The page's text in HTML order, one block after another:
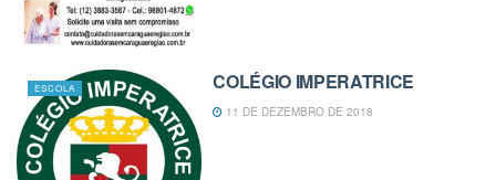
ESCOLA COLÉGIO IMPERATRICE
11 DE DEZEMBRO DE 2018